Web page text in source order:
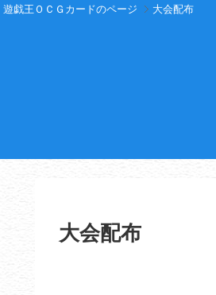
遊戯王ＯＣＧカードのページ 大会配布
大会配布